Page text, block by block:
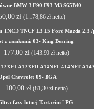
BMW 3 E90 E93 M3 S65B40
zł (1.178,86 złnetto)
TNCD TNCF L3 L5 Ford Mazda 2.3 /
z zamkami/ 03- King Bearing
177,00 zł (143,90 złnetto)
A12XER A14NEL A14NET
Chevrolet 09- BGA
100,00 zł (81,30 złnetto)
fazy lotnej Tartarini LPG